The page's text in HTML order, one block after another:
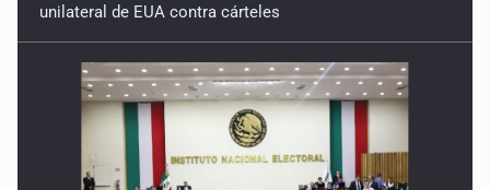
unilateral de EUA contra cárteles